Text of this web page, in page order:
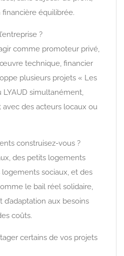
équilibrée.
?
comme promoteur privé,
technique, financier
plusieurs projets « Les
LYAUD simultanément,
des acteurs locaux ou
construisez-vous ?
des petits logements
sociaux, et des
le bail réel solidaire,
aux besoins
coûts.
certains de vos projets